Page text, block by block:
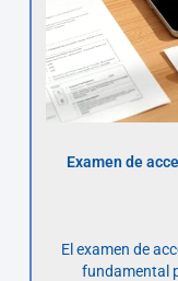
Examen de
El examen de
fundamental